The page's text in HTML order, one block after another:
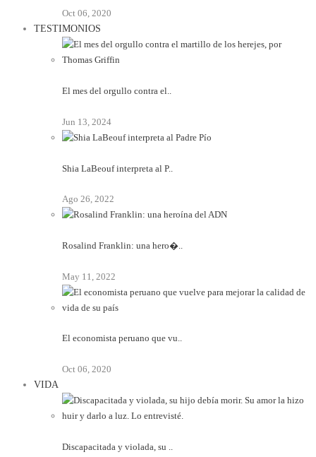
Oct 06, 2020
TESTIMONIOS
El mes del orgullo contra el..
Jun 13, 2024
Shia LaBeouf interpreta al P..
Ago 26, 2022
Rosalind Franklin: una hero�..
May 11, 2022
El economista peruano que vu..
Oct 06, 2020
VIDA
Discapacitada y violada, su ..